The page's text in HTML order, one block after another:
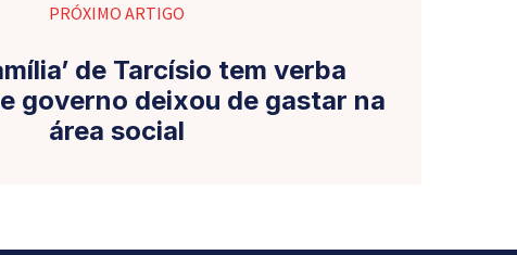
PRÓXIMO ARTIGO
de Tarcísio tem verba
governo deixou de gastar na
área social